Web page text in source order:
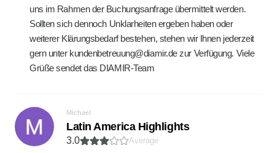
uns im Rahmen der Buchungsanfrage übermittelt werden.
Sollten sich dennoch Unklarheiten ergeben haben oder
weiterer Klärungsbedarf bestehen, stehen wir Ihnen jederzeit
gern unter kundenbetreuung@diamir.de zur Verfügung. Viele
Grüße sendet das DIAMIR-Team
Michael
Latin America Highlights
3.0 Average